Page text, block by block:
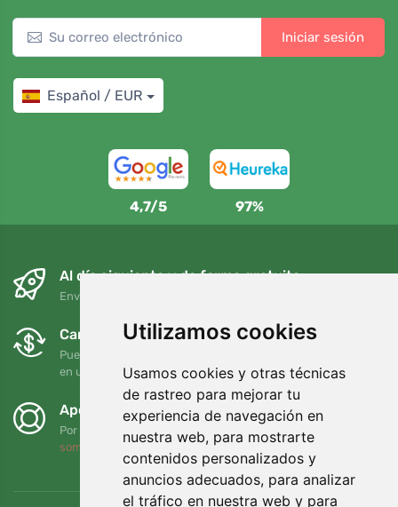
Utilizamos cookies
Usamos cookies y otras técnicas
de rastreo para mejorar tu
experiencia de navegación en
nuestra web, para mostrarte
contenidos personalizados y
anuncios adecuados, para analizar
el tráfico en nuestra web y para
Iniciar sesión
Español / EUR
4,7/5 97%
Al día siguiente y de forma gratuita
Envío gratuito para pedidos superiores a 95 EUR
Cambios y devoluciones gratuitos
Puede devolver o cambiar su pedido en cualquier momento
en un plazo de 90 días
Apoyamos a Trees.org
Por cada pedido plantamos un árbol. Leer más
somos